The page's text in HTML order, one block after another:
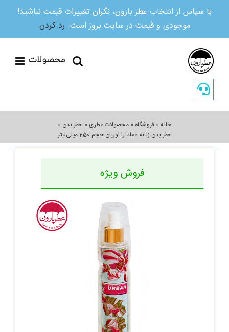
با سپاس از انتخاب عطر بارون، نگران تغییرات قیمت نباشید!
موجودی و قیمت در سایت بروز است. رد کردن
content
خانه» فروشگاه » محصولات عطری» عطر بدن »
عطر بدن زنانه عمادآرا اوربان حجم 250 میلی‌لیتر
فروش ویژه